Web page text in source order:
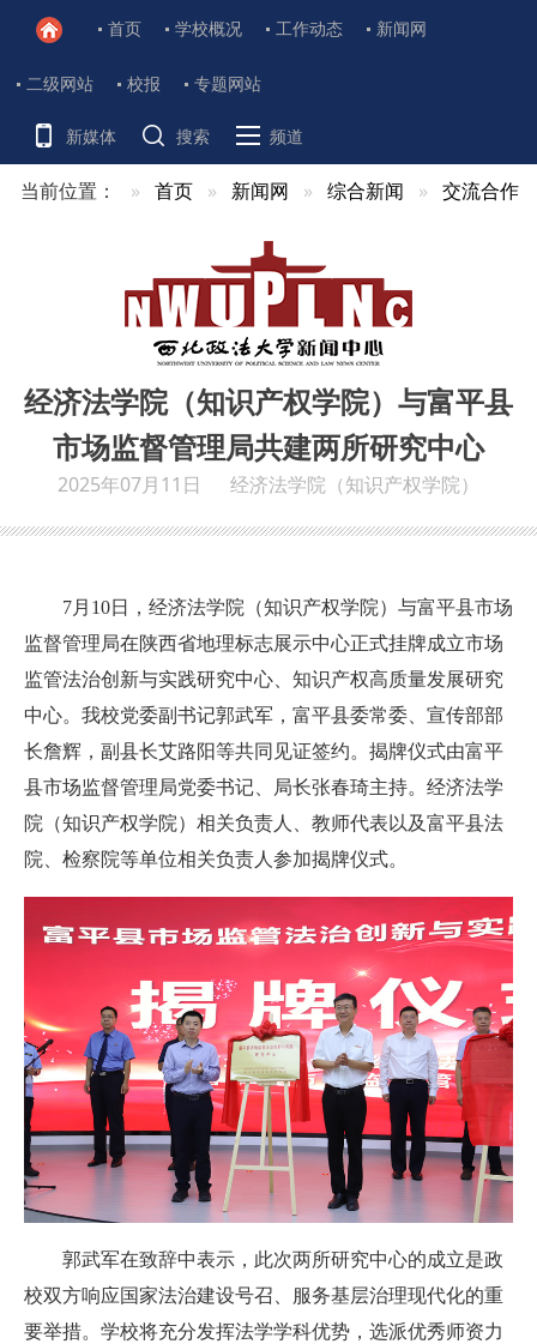
首页 学校概况 工作动态 新闻网
二级网站 校报 专题网站
新媒体 搜索 频道
当前位置： 首页 新闻网 综合新闻 交流合作
经济法学院（知识产权学院）与富平县
市场监督管理局共建两所研究中心
2025年07月11日 经济法学院（知识产权学院）
7月 10日 ，经济法学院（知识产权学院） 与富平县市场
监督管理局在陕西省地理标志展示中心正式挂牌成立市场
监管法治创新与实践研究中心 、知识产权高质量发展研究
中心。我校党委副书记郭武军，富平县委常委、 宣传部部
长詹辉，副县长艾路阳等共同见证签约。揭牌仪式由富平
县市场监督管理局党委书记、局长张春琦主持。经济法学
院（知识产权学院）相关负责人、教师代表以及富平县法
院、检察院等单位相关负责人参加揭牌仪式。
郭武军在致辞中表示 ， 此次两所研究中心的成立是政
校双方响应国家法治建设号召、服务基层治理现代化的重
要举措。学校将充分发挥法学学科优势，选派优秀师资力